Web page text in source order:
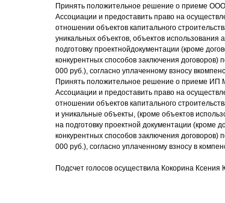
Принять положительное решение о приеме
Ассоциации и предоставить право на
отношении объектов капитального
уникальных объектов, объектов использования
подготовку проектнойдокументации (кроме
конкурентных способов заключения договоров)
000 руб.), согласно уплаченному взносу
Принять положительное решение о приеме
Ассоциации и предоставить право на
отношении объектов капитального
и уникальные объекты, (кроме объектов
на подготовку проектной документации (кроме
конкурентных способов заключения договоров)
000 руб.), согласно уплаченному взносу в
Подсчет голосов осуществила Кокорина Ксения